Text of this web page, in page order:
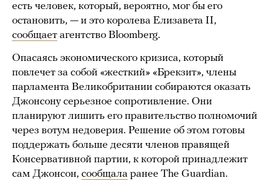
есть человек, который, вероятно, мог бы его
остановить, — и это королева Елизавета II,
сообщает агентство Bloomberg.
Опасаясь экономического кризиса, который
повлечет за собой «жесткий» «Брекзит», члены
парламента Великобритании собираются оказать
Джонсону серьезное сопротивление. Они
планируют лишить его правительство полномочий
через вотум недоверия. Решение об этом готовы
поддержать больше десяти членов правящей
Консервативной партии, к которой принадлежит
сам Джонсон, сообщала ранее The Guardian.